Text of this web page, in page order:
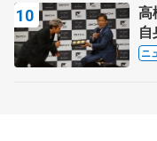
高
ス
ニ